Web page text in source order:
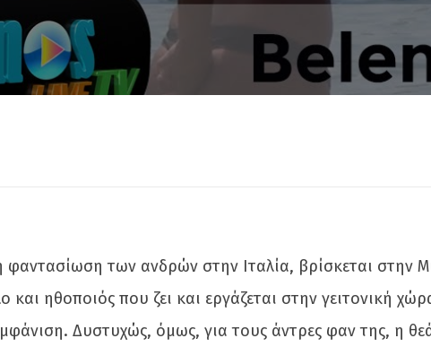
φαντασίωση των ανδρών στην Ιταλία, βρίσκεται στην
και ηθοποιός που ζει και εργάζεται στην γειτονική
Δυστυχώς, όμως, για τους άντρες φαν της, η